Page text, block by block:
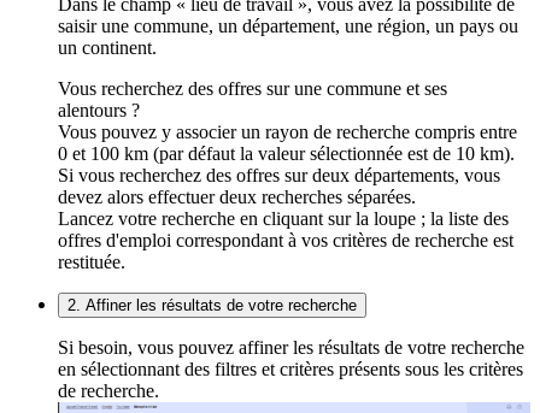
saisir une commune, un département, une région, un pays ou
un continent.
Vous recherchez des offres sur une commune et ses
alentours ?
Vous pouvez y associer un rayon de recherche compris entre
0 et 100 km (par défaut la valeur sélectionnée est de 10 km).
Si vous recherchez des offres sur deux départements, vous
devez alors effectuer deux recherches séparées.
Lancez votre recherche en cliquant sur la loupe ; la liste des
offres d'emploi correspondant à vos critères de recherche est
restituée.
2. Affiner les résultats de votre recherche
Si besoin, vous pouvez affiner les résultats de votre recherche
en sélectionnant des filtres et critères présents sous les critères
de recherche.